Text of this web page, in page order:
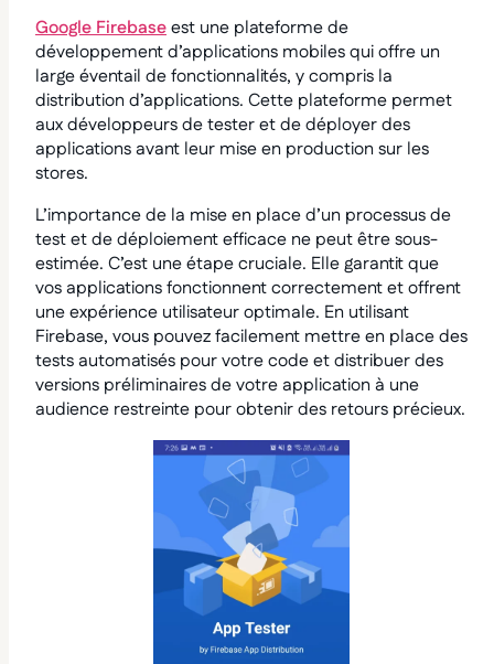
Google Firebaseest une plateforme de
développement d’applications mobiles qui offre un
large éventail de fonctionnalités, y compris la
distribution d’applications. Cette plateforme permet
aux développeurs de tester et de déployer des
applications avant leur mise en production sur les
stores.
L’importance de la mise en place d’un processus de
test et de déploiement efficace ne peut être sous-
estimée. C’est une étape cruciale. Elle garantit que
vos applications fonctionnent correctement et offrent
une expérience utilisateur optimale. En utilisant
Firebase, vous pouvez facilement mettre en place des
tests automatisés pour votre code et distribuer des
versions préliminaires de votre application à une
audience restreinte pour obtenir des retours précieux.